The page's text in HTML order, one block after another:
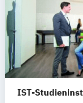
IST-